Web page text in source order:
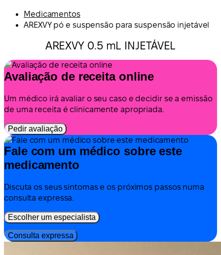
Medicamentos
AREXVY pó e suspensão para suspensão injetável
AREXVY 0.5 mL INJETÁVEL
Avaliação de receita online
Um médico irá avaliar o seu caso e decidir se a emissão
de uma receita é clinicamente apropriada.
Pedir avaliação
Fale com um médico sobre este
medicamento
Discuta os seus sintomas e os próximos passos numa
consulta expressa.
Escolher um especialista
Consulta expressa